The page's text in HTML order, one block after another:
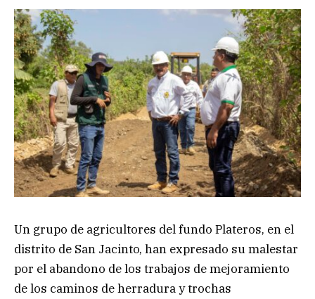
Un grupo de agricultores del fundo Plateros, en el
distrito de San Jacinto, han expresado su malestar
por el abandono de los trabajos de mejoramiento
de los caminos de herradura y trochas